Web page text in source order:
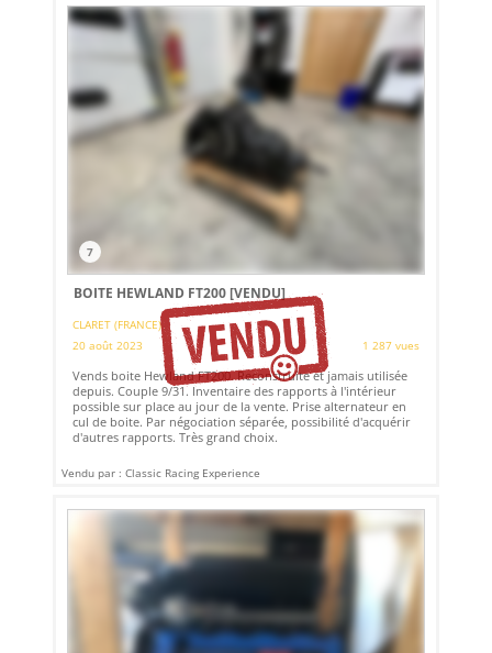
7
BOITE HEWLAND FT200[VENDU]
CLARET (FRANCE)
20 août 2023
1 287 vues
Vends boite Hewland FT200. Reconstruite et jamais utilisée
depuis. Couple 9/31. Inventaire des rapports à l'intérieur
possible sur place au jour de la vente. Prise alternateur en
cul de boite. Par négociation séparée, possibilité d'acquérir
d'autres rapports. Très grand choix.
Vendu par : Classic Racing Experience